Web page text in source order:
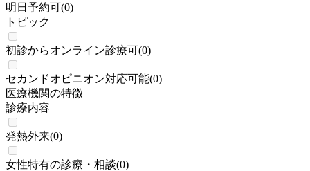
明日予約可(0)
トピック
初診からオンライン診療可(0)
セカンドオピニオン対応可能(0)
医療機関の特徴
診療内容
発熱外来(0)
女性特有の診療・相談(0)